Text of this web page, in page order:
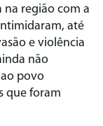
na região com a
até
e violência
não
povo
que foram